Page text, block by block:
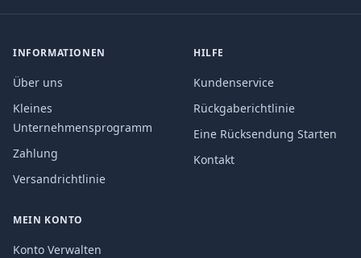
INFORMATIONEN
Über uns
Kleines
Unternehmensprogramm
Zahlung
Versandrichtlinie
HILFE
Kundenservice
Rückgaberichtlinie
Eine Rücksendung Starten
Kontakt
MEIN KONTO
Konto Verwalten